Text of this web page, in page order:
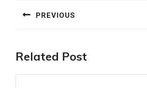
entradas
PREVIOUS
Related Post